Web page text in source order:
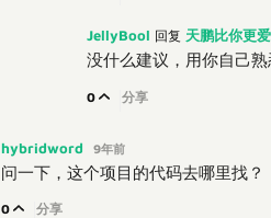
JellyBool 回复 天鹏比你更
没什么建议，用你自己
0 分享
hybridword 9年前
问一下，这个项目的代码去哪里找？
0 分享